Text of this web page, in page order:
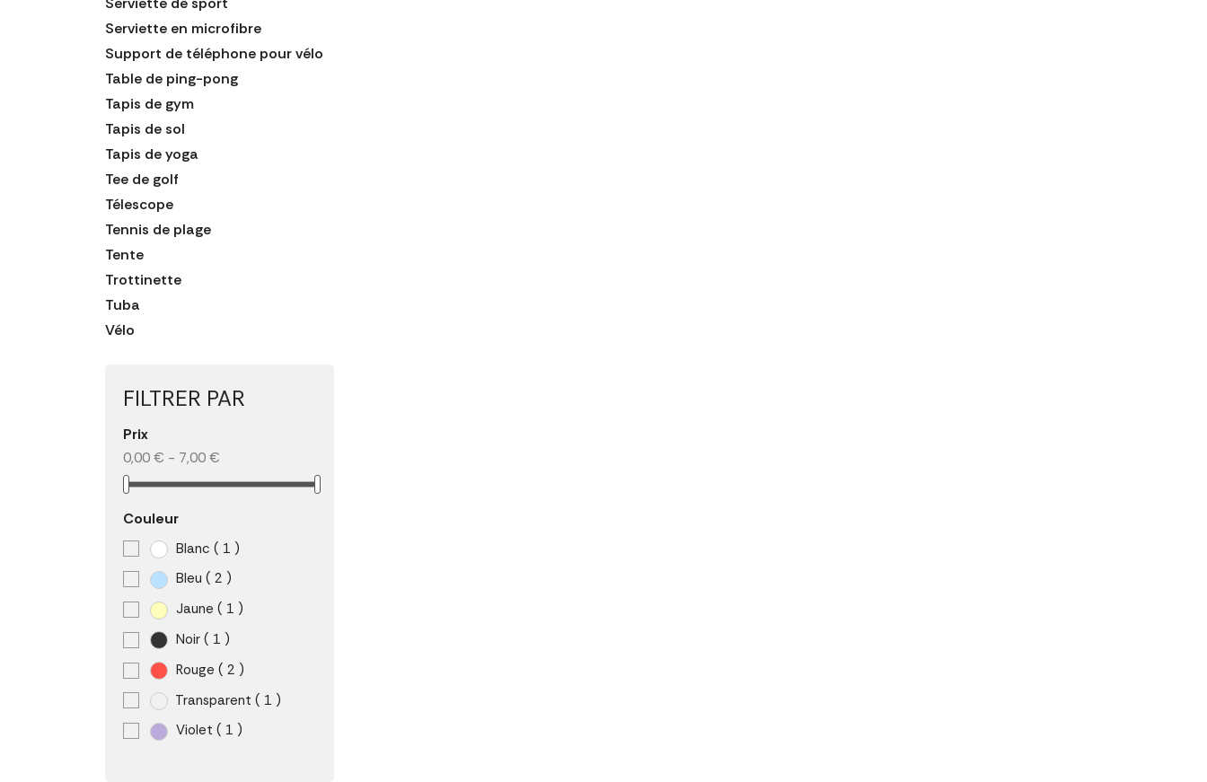
Serviette en microfibre
Support de téléphone pour vélo
Table de ping-pong
Tapis de gym
Tapis de sol
Tapis de yoga
Tee de golf
Télescope
Tennis de plage
Tente
Trottinette
Tuba
Vélo
FILTRER PAR
Prix
0,00 € - 7,00 €
Couleur
Blanc ( 1 )
Bleu ( 2 )
Jaune ( 1 )
Noir ( 1 )
Rouge ( 2 )
Transparent ( 1 )
Violet ( 1 )